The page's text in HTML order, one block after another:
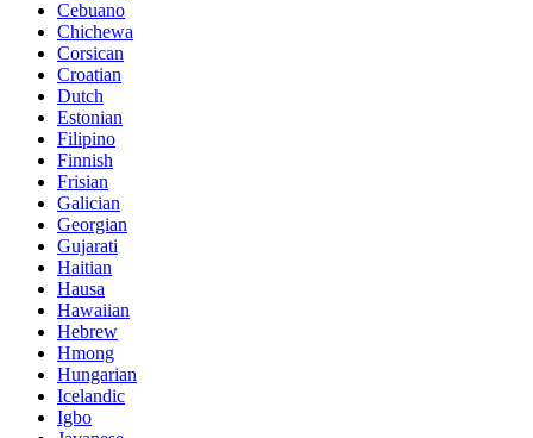
Cebuano
Chichewa
Corsican
Croatian
Dutch
Estonian
Filipino
Finnish
Frisian
Galician
Georgian
Gujarati
Haitian
Hausa
Hawaiian
Hebrew
Hmong
Hungarian
Icelandic
Igbo